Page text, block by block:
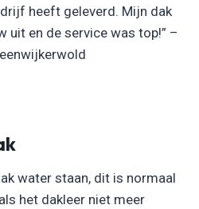
heeft geleverd. Mijn dak
uit en de service was top!” –
water staan, dit is normaal
het dakleer niet meer